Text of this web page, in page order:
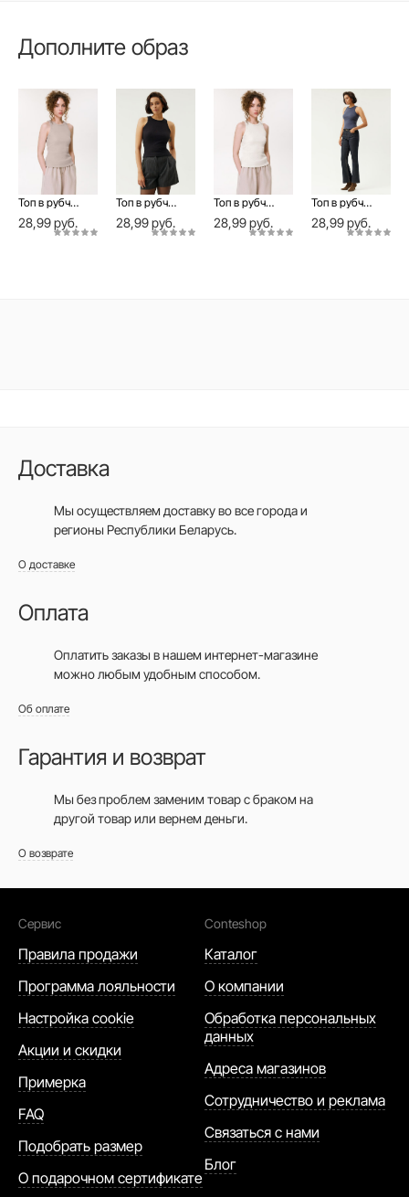
Дополните образ
Топ в рубчик без рукавов из хлопка BASIC COLLECTION
28,99 руб.
Топ в рубчик без рукавов из хлопка BASIC COLLECTION
28,99 руб.
Топ в рубчик без рукавов из хлопка BASIC COLLECTION
28,99 руб.
Топ в рубчик без рукавов из хлопка BASIC COLLECTION
28,99 руб.
Доставка
Мы осуществляем доставку во все городаи
регионы Республики Беларусь.
О доставке
Оплата
Оплатить заказы в нашем интернет-магазине
можно любым удобным способом.
Об оплате
Гарантия и возврат
Мы без проблем заменим товар с браком на
другой товар или вернем деньги.
О возврате
Сервис
Правила продажи
Программа лояльности
Настройка cookie
Акции и скидки
Примерка
FAQ
Подобрать размер
О подарочном сертификате
Conteshop
Каталог
О компании
Обработка персональных
данных
Адреса магазинов
Сотрудничество и реклама
Связаться с нами
Блог